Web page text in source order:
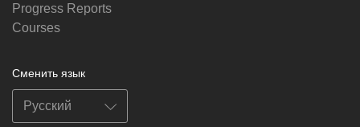
Progress Reports
Courses
Сменить язык